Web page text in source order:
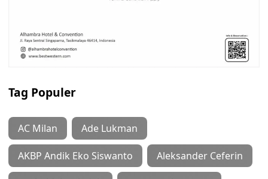
Tag Populer
AC Milan Ade Lukman
AKBP Andik Eko Siswanto Aleksander Ceferin